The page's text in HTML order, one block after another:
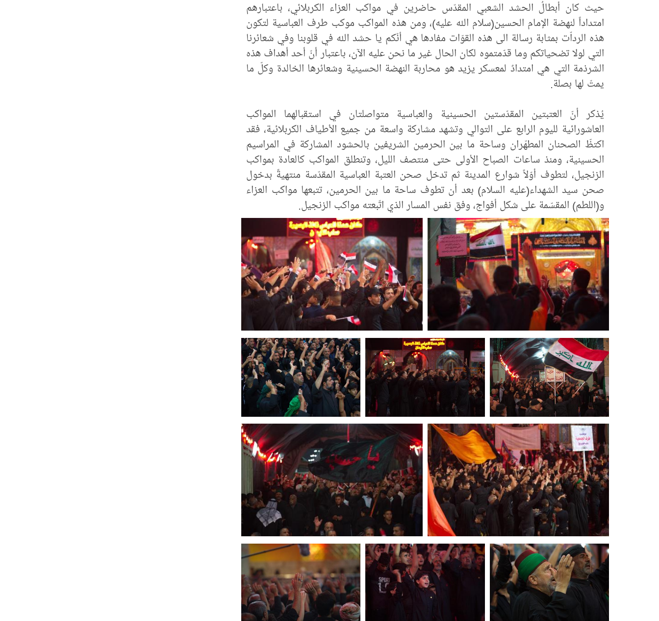
حيث كان أبطالُ الحشد الشعبي المقدّس حاضرين في مواكب العزاء الكربلائي، باعتبارهم
امتداداً لنهضة الإمام الحسين(سلام الله عليه)، ومن هذه المواكب موكب طرف العباسية لتكون
هذه الرداّت بمثابة رسالة الى هذه القوّات مفادها هي أنّكم يا حشد الله في قلوبنا وفي شعائرنا
التي لولا تضحياتكم وما قدّمتموه لكان الحال غير ما نحن عليه الآن، باعتبار أنّ أحد أهداف هذه
الشرذمة التي هي امتدادٌ لمعسكر يزيد هو محاربة النهضة الحسينية وشعائرها الخالدة وكلّ ما
يمتّ لها بصلة.
يُذكر أنّ العتبتين المقدّستين الحسينية والعباسية متواصلتان في استقبالهما المواكب
العاشورائية لليوم الرابع على التوالي وتشهد مشاركة واسعة من جميع الأطياف الكربلائية، فقد
اكتظّ الصحنان المطهّران وساحة ما بين الحرمين الشريفين بالحشود المشاركة في المراسيم
الحسينية، ومنذ ساعات الصباح الأولى حتى منتصف الليل، وتنطلق المواكب كالعادة بمواكب
الزنجيل، لتطوف أوّلاً شوارع المدينة ثم تدخل صحن العتبة العباسية المقدّسة منتهيةً بدخول
صحن سيد الشهداء(عليه السلام) بعد أن تطوف ساحة ما بين الحرمين، تتبعها مواكب العزاء
و(اللطم) المقسّمة على شكل أفواج، وفق نفس المسار الذي اتّبعته مواكب الزنجيل.